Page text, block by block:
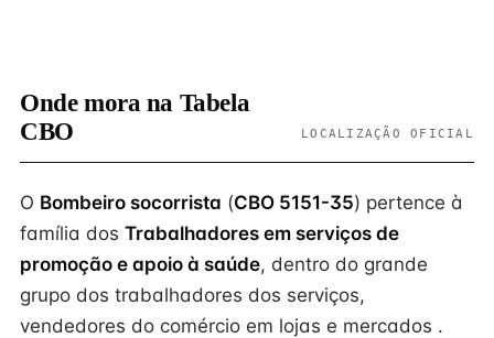
Onde mora na Tabela
CBO
LOCALIZAÇÃO OFICIAL
O Bombeiro socorrista (CBO 5151-35) pertence à
família dos Trabalhadores em serviços de
promoção e apoio à saúde, dentro do grande
grupo dos trabalhadores dos serviços,
vendedores do comércio em lojas e mercados .